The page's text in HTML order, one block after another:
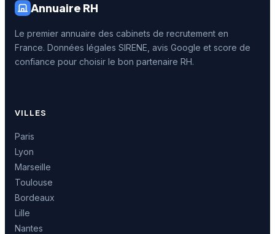
Annuaire RH
Le premier annuaire des cabinets de recrutement en
France. Données légales SIRENE, avis Google et score de
confiance pour choisir le bon partenaire RH.
VILLES
Paris
Lyon
Marseille
Toulouse
Bordeaux
Lille
Nantes